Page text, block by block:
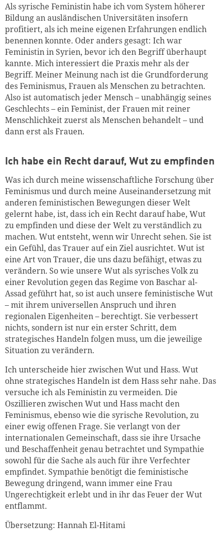
Als syrische Feministin habe ich vom System höherer
Bildung an ausländischen Universitäten insofern
profitiert, als ich meine eigenen Erfahrungen endlich
benennen konnte. Oder anders gesagt: Ich war
Feministin in Syrien, bevor ich den Begriff überhaupt
kannte. Mich interessiert die Praxis mehr als der
Begriff. Meiner Meinung nach ist die Grundforderung
des Feminismus, Frauen als Menschen zu betrachten.
Also ist automatisch jeder Mensch – unabhängig seines
Geschlechts – ein Feminist, der Frauen mit reiner
Menschlichkeit zuerst als Menschen behandelt – und
dann erst als Frauen.
Ich habe ein Recht darauf, Wut zu empfinden
Was ich durch meine wissenschaftliche Forschung über
Feminismus und durch meine Auseinandersetzung mit
anderen feministischen Bewegungen dieser Welt
gelernt habe, ist, dass ich ein Recht darauf habe, Wut
zu empfinden und diese der Welt zu verständlich zu
machen. Wut entsteht, wenn wir Unrecht sehen. Sie ist
ein Gefühl, das Trauer auf ein Ziel ausrichtet. Wut ist
eine Art von Trauer, die uns dazu befähigt, etwas zu
verändern. So wie unsere Wut als syrisches Volk zu
einer Revolution gegen das Regime von Baschar al-
Assad geführt hat, so ist auch unsere feministische Wut
– mit ihrem universellen Anspruch und ihren
regionalen Eigenheiten – berechtigt. Sie verbessert
nichts, sondern ist nur ein erster Schritt, dem
strategisches Handeln folgen muss, um die jeweilige
Situation zu verändern.
Ich unterscheide hier zwischen Wut und Hass. Wut
ohne strategisches Handeln ist dem Hass sehr nahe. Das
versuche ich als Feministin zu vermeiden. Die
Oszillieren zwischen Wut und Hass macht den
Feminismus, ebenso wie die syrische Revolution, zu
einer ewig offenen Frage. Sie verlangt von der
internationalen Gemeinschaft, dass sie ihre Ursache
und Beschaffenheit genau betrachtet und Sympathie
sowohl für die Sache als auch für ihre Verfechter
empfindet. Sympathie benötigt die feministische
Bewegung dringend, wann immer eine Frau
Ungerechtigkeit erlebt und in ihr das Feuer der Wut
entflammt.
Übersetzung: Hannah El-Hitami